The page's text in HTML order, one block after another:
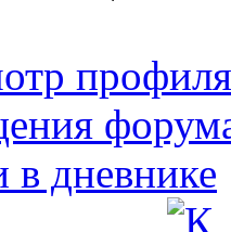
профиля
в дневнике